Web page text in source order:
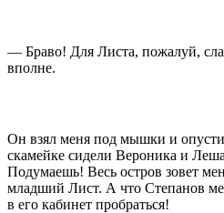
— Браво! Для Листа, пожалуй,
вполне.
Он взял меня под мышки и
скамейке сидели Вероника и
Подумаешь! Весь остров зовет
младший Лист. А что Степанов
в его кабинет пробраться!